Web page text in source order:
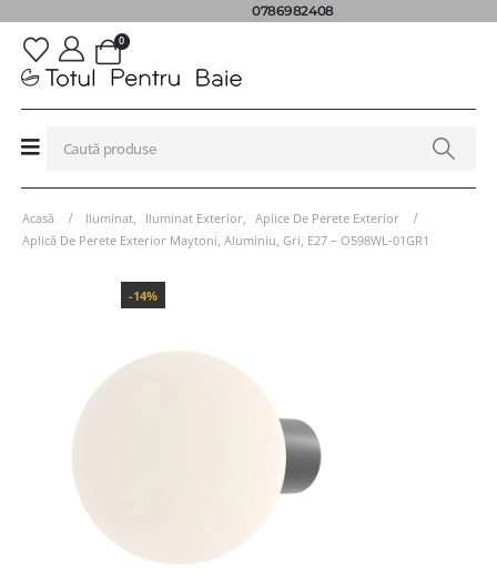
0786982408
0
Acasă Iluminat Iluminat Exterior
Aplice De Perete Exterior
Aplică De Perete Exterior Maytoni, Aluminiu, Gri, E27 – O598WL-01GR1
-14%